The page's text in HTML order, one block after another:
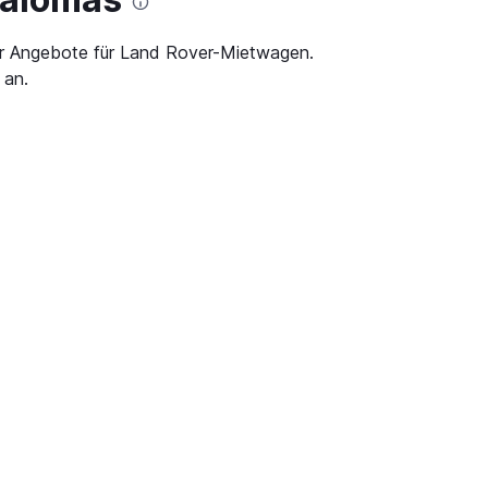
Angebote für Land Rover-Mietwagen.